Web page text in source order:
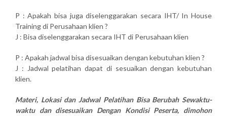
P : Apakah bisa juga diselenggarakan secara IHT/ In House
Training di Perusahaan klien ?
J : Bisa diselenggarakan secara IHT di Perusahaan klien
P : Apakah jadwal bisa disesuaikan dengan kebutuhan klien ?
J : Jadwal pelatihan dapat di sesuaikan dengan kebutuhan
klien.
Materi, Lokasi dan Jadwal Pelatihan Bisa Berubah Sewaktu-
waktu dan disesuaikan Dengan Kondisi Peserta, dimohon